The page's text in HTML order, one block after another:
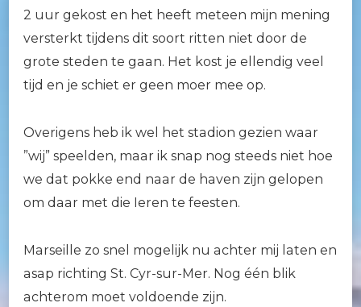
2 uur gekost en het heeft meteen mijn mening
versterkt tijdens dit soort ritten niet door de
grote steden te gaan. Het kost je ellendig veel
tijd en je schiet er geen moer mee op.
Overigens heb ik wel het stadion gezien waar
”wij” speelden, maar ik snap nog steeds niet hoe
we dat pokke end naar de haven zijn gelopen
om daar met die Ieren te feesten.
Marseille zo snel mogelijk nu achter mij laten en
asap richting St. Cyr-sur-Mer. Nog één blik
achterom moet voldoende zijn.